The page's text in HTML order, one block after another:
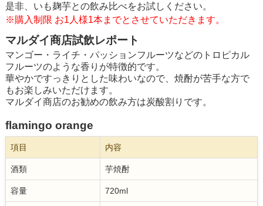
是非、いも麹芋との飲み比べをお試しください。
※購入制限 お1人様1本までとさせていただきます。
マルダイ商店試飲レポート
マンゴー・ライチ・パッションフルーツなどのトロピカル
フルーツのような香りが特徴的です。
華やかですっきりとした味わいなので、焼酎が苦手な方で
もお楽しみいただけます。
マルダイ商店のお勧めの飲み方は炭酸割りです。
flamingo orange
項目 内容
酒類 芋焼酎
容量 720ml